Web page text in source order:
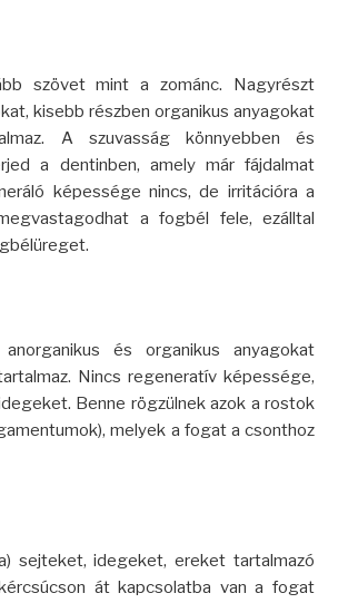
szövet mint a zománc. Nagyrészt
kisebb részben organikus anyagokat
A szuvasság könnyebben és
a dentinben, amely már fájdalmat
képessége nincs, de irritációra a
a fogbél fele, ezálltal
és organikus anyagokat
Nincs regeneratív képessége,
Benne rögzülnek azok a rostok
melyek a fogat a csonthoz
sejteket, idegeket, ereket tartalmazó
át kapcsolatba van a fogat